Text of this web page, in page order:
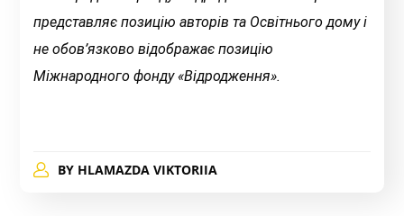
представляє позицію авторів та Освітнього дому і
не обов’язково відображає позицію
Міжнародного фонду «Відродження».
BY HLAMAZDA VIKTORIIA